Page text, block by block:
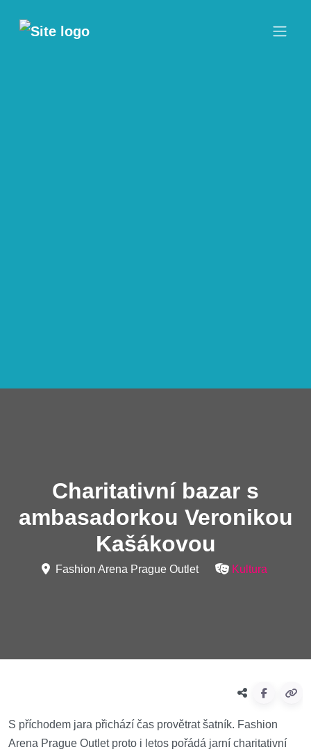
Charitativní bazar s
ambasadorkou Veronikou
Kašákovou
Fashion Arena Prague Outlet Kultura
S příchodem jara přichází čas provětrat šatník. Fashion
Arena Prague Outlet proto i letos pořádá jarní charitativní